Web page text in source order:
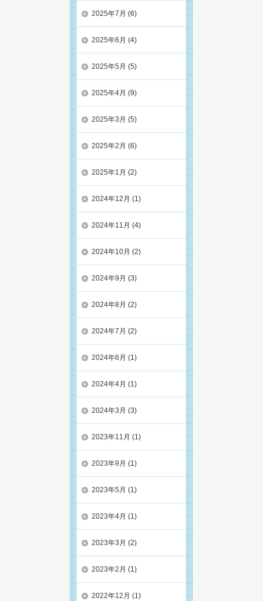
2025年7月 (6)
2025年6月 (4)
2025年5月 (5)
2025年4月 (9)
2025年3月 (5)
2025年2月 (6)
2025年1月 (2)
2024年12月 (1)
2024年11月 (4)
2024年10月 (2)
2024年9月 (3)
2024年8月 (2)
2024年7月 (2)
2024年6月 (1)
2024年4月 (1)
2024年3月 (3)
2023年11月 (1)
2023年9月 (1)
2023年5月 (1)
2023年4月 (1)
2023年3月 (2)
2023年2月 (1)
2022年12月 (1)